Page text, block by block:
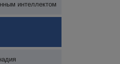
интеллектом